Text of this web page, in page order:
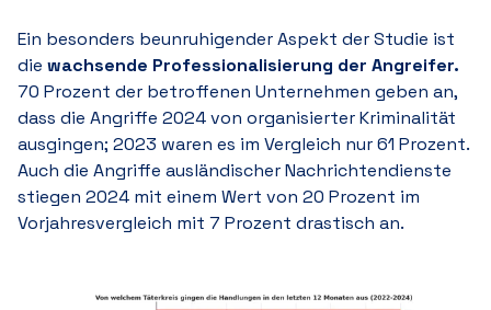
Ein besonders beunruhigender Aspekt der Studie ist
die wachsende Professionalisierung der Angreifer.
70 Prozent der betroffenen Unternehmen geben an,
dass die Angriffe 2024 von organisierter Kriminalität
ausgingen; 2023 waren es im Vergleich nur 61 Prozent.
Auch die Angriffe ausländischer Nachrichtendienste
stiegen 2024 mit einem Wert von 20 Prozent im
Vorjahresvergleich mit 7 Prozent drastisch an.